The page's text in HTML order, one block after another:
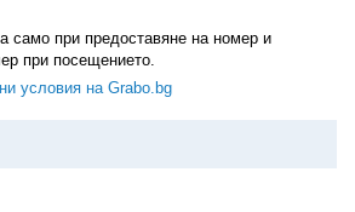
само при предоставяне на номер и
при посещението.
условия на Grabo.bg